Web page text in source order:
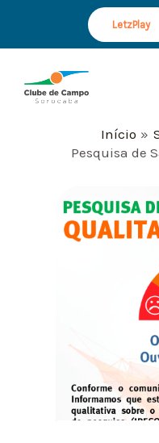
conteúdo
LetzPlay
Início
Pesquisa de
navigation